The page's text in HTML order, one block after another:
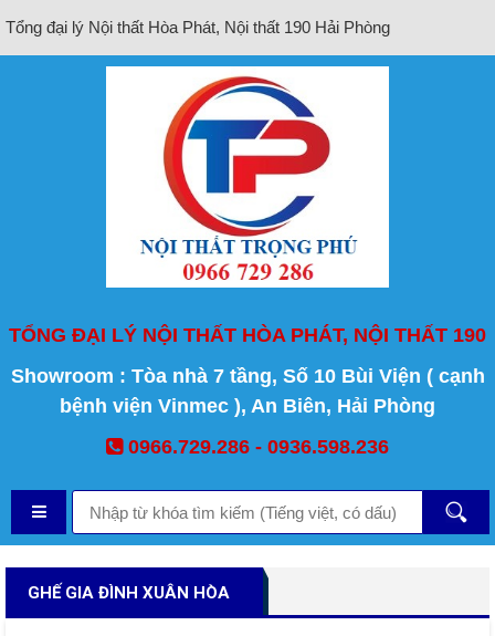
Tổng đại lý Nội thất Hòa Phát, Nội thất 190 Hải Phòng
TỔNG ĐẠI LÝ NỘI THẤT HÒA PHÁT, NỘI THẤT 190
Showroom : Tòa nhà 7 tầng, Số 10 Bùi Viện ( cạnh
bệnh viện Vinmec ), An Biên, Hải Phòng
0966.729.286 - 0936.598.236
GHẾ GIA ĐÌNH XUÂN HÒA